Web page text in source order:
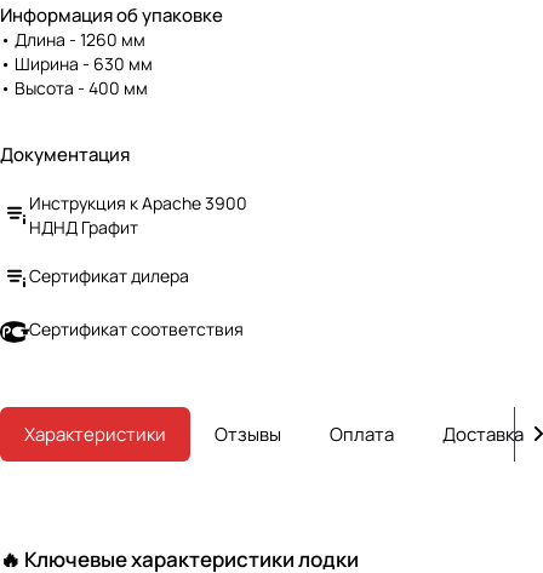
скольжению. Лодка удобна в
эксплуатации, быстро
надувается и легко
складывается. Небольшой вес и
качества делают лодки APACHE
среди рыбаков и любителей
активного отдыха.
Информация об упаковке
• Длина - 1260 мм
• Ширина - 630 мм
• Высота - 400 мм
Документация
Инструкция к Apache 3900
НДНД Графит
Сертификат дилера
Сертификат соответствия
Характеристики Отзывы Оплата Доставка
🔥 Ключевые характеристики лодки